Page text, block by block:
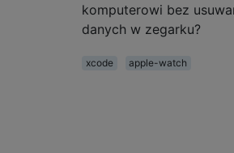
komputerowi bez
danych w zegarku?
xcode
apple-watch